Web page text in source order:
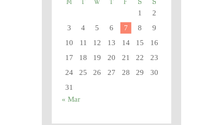
1
2
3
4 5 6 7 8
9
10
11 12 13 14 15
16
17
18 19 20 21 22
23
24
25 26 27 28 29
30
31
« Mar